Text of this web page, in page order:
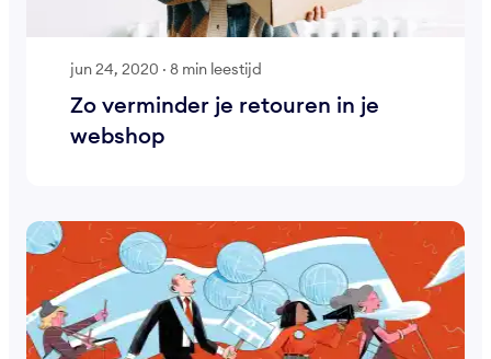
jun 24, 2020 · 8 min leestijd
Zo verminder je retouren in je
webshop